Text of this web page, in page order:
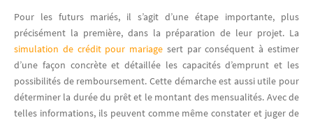
Pour les futurs mariés, il s’agit d’une étape importante, plus
précisément la première, dans la préparation de leur projet. La
simulation de crédit pour mariage sert par conséquent à estimer
d’une façon concrète et détaillée les capacités d’emprunt et les
possibilités de remboursement. Cette démarche est aussi utile pour
déterminer la durée du prêt et le montant des mensualités. Avec de
telles informations, ils peuvent comme même constater et juger de